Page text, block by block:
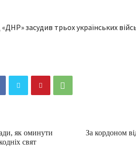
засудив трьох українських
як оминути
свят
За кордоном